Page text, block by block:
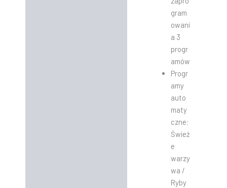
gram
owani
a 3
progr
amów
Progr
amy
auto
maty
czne:
Śwież
e
warzy
wa /
Ryby